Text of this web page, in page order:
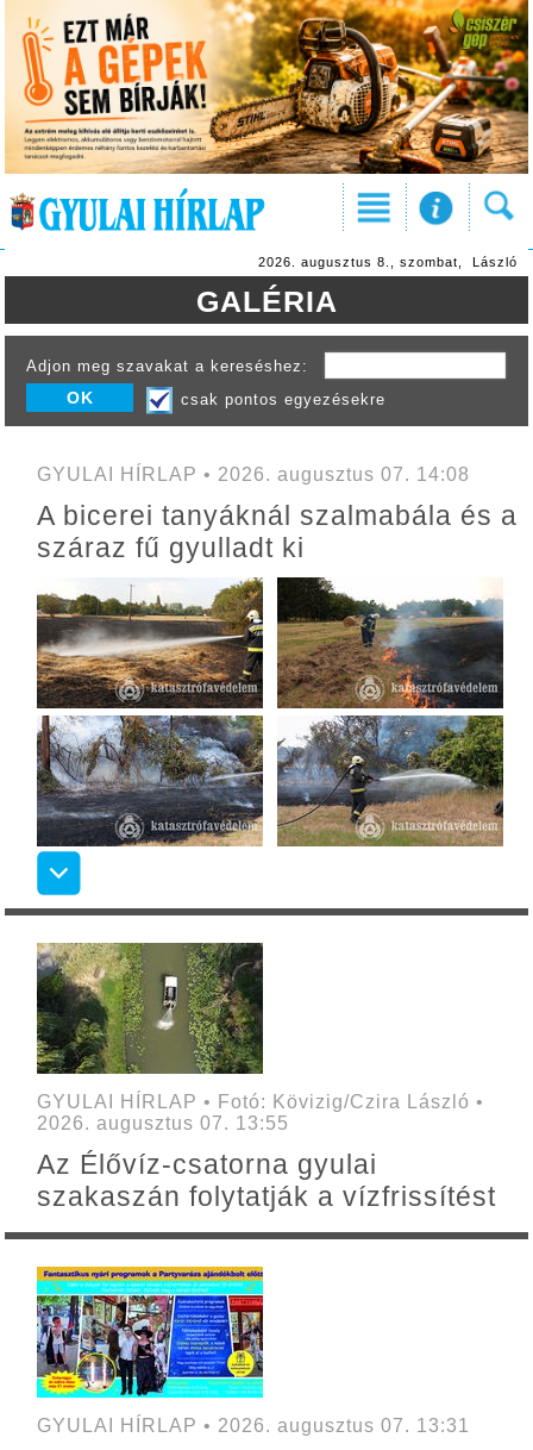
2026. augusztus 8., szombat, László
GALÉRIA
Adjon meg szavakat a kereséshez:
csak pontos egyezésekre
GYULAI HÍRLAP • 2026. augusztus 07. 14:08
A bicerei tanyáknál szalmabála és a
száraz fű gyulladt ki
GYULAI HÍRLAP • Fotó: Kövizig/Czira László •
2026. augusztus 07. 13:55
Az Élővíz-csatorna gyulai
szakaszán folytatják a vízfrissítést
GYULAI HÍRLAP • 2026. augusztus 07. 13:31